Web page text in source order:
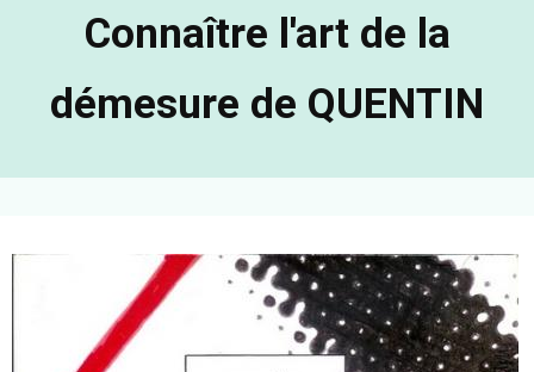
Connaître l'art de la
démesure de QUENTIN